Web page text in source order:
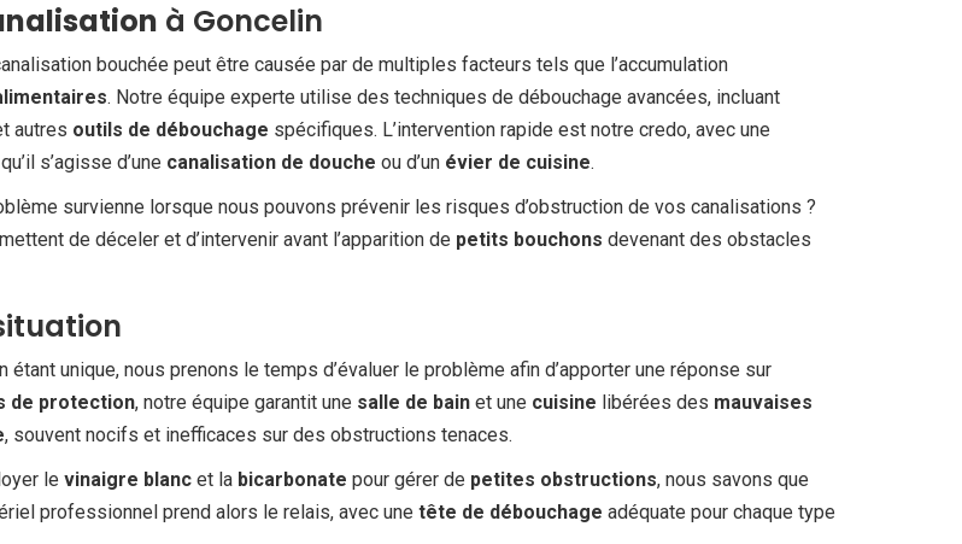
à Goncelin
bouchée peut être causée par de multiples facteurs tels que l’accumulation
. Notre équipe experte utilise des techniques de débouchage avancées, incluant
autres outils de débouchage spécifiques. L’intervention rapide est notre credo, avec une
s’agisse d’une canalisation de douche ou d’un évier de cuisine.
survienne lorsque nous pouvons prévenir les risques d’obstruction de vos canalisations ?
de déceler et d’intervenir avant l’apparition de petits bouchons devenant des obstacles
étant unique, nous prenons le temps d’évaluer le problème afin d’apporter une réponse sur
de protection, notre équipe garantit une salle de bain et une cuisine libérées des mauvaises
, souvent nocifs et inefficaces sur des obstructions tenaces.
le vinaigre blanc et la bicarbonate pour gérer de petites obstructions, nous savons que
professionnel prend alors le relais, avec une tête de débouchage adéquate pour chaque type